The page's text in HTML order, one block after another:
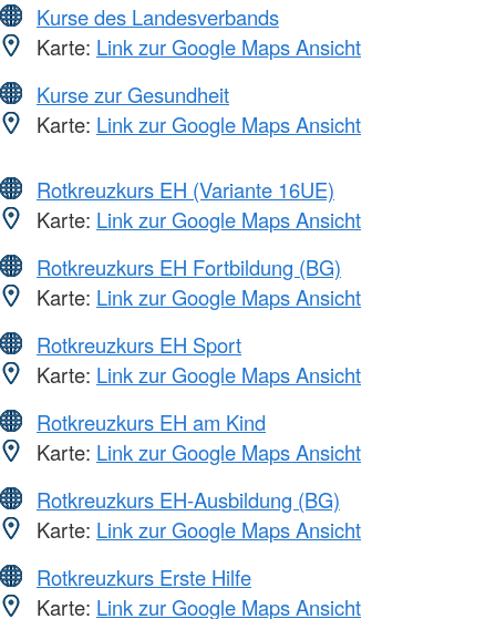
Kurse des Landesverbands
Karte: Link zur Google Maps Ansicht
Kurse zur Gesundheit
Karte: Link zur Google Maps Ansicht
Rotkreuzkurs EH (Variante 16UE)
Karte: Link zur Google Maps Ansicht
Rotkreuzkurs EH Fortbildung (BG)
Karte: Link zur Google Maps Ansicht
Rotkreuzkurs EH Sport
Karte: Link zur Google Maps Ansicht
Rotkreuzkurs EH am Kind
Karte: Link zur Google Maps Ansicht
Rotkreuzkurs EH-Ausbildung (BG)
Karte: Link zur Google Maps Ansicht
Rotkreuzkurs Erste Hilfe
Karte: Link zur Google Maps Ansicht